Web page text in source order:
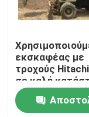
Σπίτι
Προϊόντα
Βίντεο
εκσκαφέας με
τροχούς
σε καλή
και σε